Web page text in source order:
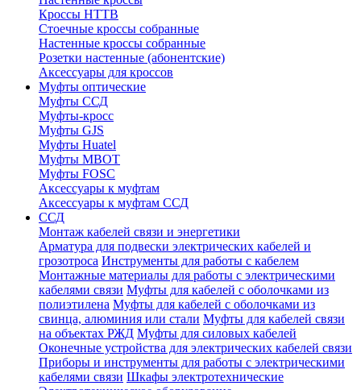
Кроссы HTTB
Стоечные кроссы собранные
Настенные кроссы собранные
Розетки настенные (абонентские)
Аксессуары для кроссов
Муфты оптические
Муфты ССД
Муфты-кросс
Муфты GJS
Муфты Huatel
Муфты МВОТ
Муфты FOSC
Аксессуары к муфтам
Аксессуары к муфтам ССД
ССД
Монтаж кабелей связи и энергетики
Арматура для подвески электрических кабелей и
грозотроса Инструменты для работы с кабелем
Монтажные материалы для работы с электрическими
кабелями связи Муфты для кабелей с оболочками из
полиэтилена Муфты для кабелей с оболочками из
свинца, алюминия или стали Муфты для кабелей связи
на объектах РЖД Муфты для силовых кабелей
Оконечные устройства для электрических кабелей связи
Приборы и инструменты для работы с электрическими
кабелями связи Шкафы электротехнические